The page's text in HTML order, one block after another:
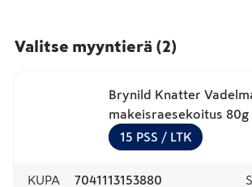
Valitse myyntierä (2)
Brynild Knatter
makeisraesekoitus 80g
15 PSS / LTK
KUPA 7041113153880